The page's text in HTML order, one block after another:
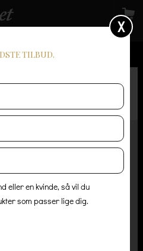
- BLACK SNEAKERS
X
TILBUD.
eller en kvinde, så vil du
som passer lige dig.